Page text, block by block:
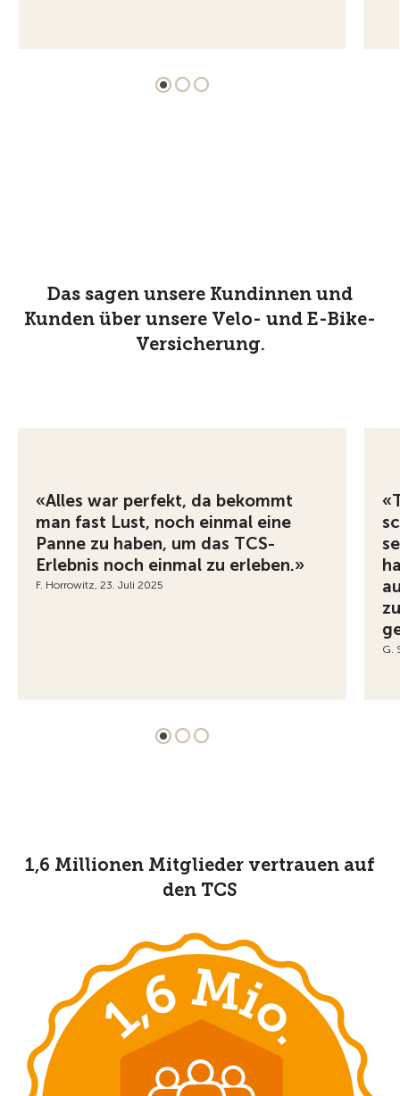
Das sagen unsere Kundinnen und
Kunden über unsere Velo- und E-Bike-
Versicherung.
«Alles war perfekt, da bekommt
man fast Lust, noch einmal eine
Panne zu haben, um das TCS-
Erlebnis noch einmal zu erleben.»
F. Horrowitz, 23. Juli 2025
G.
1,6 Millionen Mitglieder vertrauen auf
den TCS